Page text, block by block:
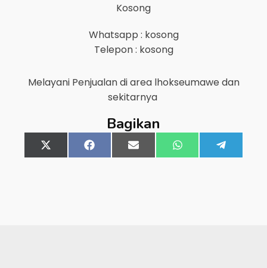
Kosong
Whatsapp : kosong
Telepon : kosong
Melayani Penjualan di area lhokseumawe dan
sekitarnya
Bagikan
Share
on
X
(Twitter)
Share
on
FacebookShare
on
Email Share
on
WhatsApp
on